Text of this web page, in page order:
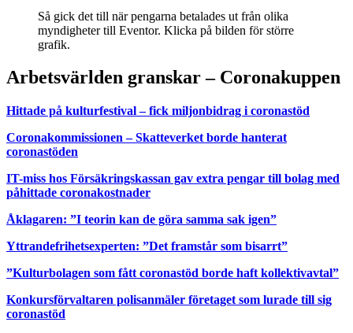
Så gick det till när pengarna betalades ut från olika
myndigheter till Eventor. Klicka på bilden för större
grafik.
Arbetsvärlden granskar – Coronakuppen
Hittade på kulturfestival – fick miljonbidrag i coronastöd
Coronakommissionen – Skatteverket borde hanterat
coronastöden
IT-miss hos Försäkringskassan gav extra pengar till bolag med
påhittade coronakostnader
Åklagaren: ”I teorin kan de göra samma sak igen”
Yttrandefrihetsexperten: ”Det framstår som bisarrt”
”Kulturbolagen som fått coronastöd borde haft kollektivavtal”
Konkursförvaltaren polisanmäler företaget som lurade till sig
coronastöd